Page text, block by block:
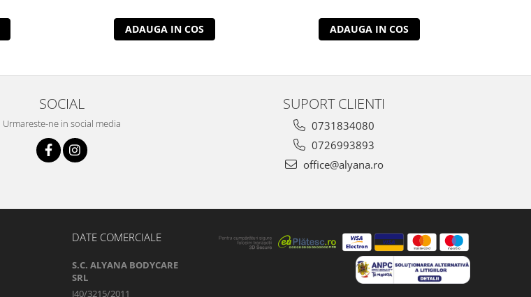
ADAUGA IN COS ADAUGA IN COS
SOCIAL
Urmareste-ne in social media
SUPORT CLIENTI
0731834080
0726993893
office@alyana.ro
DATE COMERCIALE
S.C. ALYANA BODYCARE
SRL
J40/3215/2011